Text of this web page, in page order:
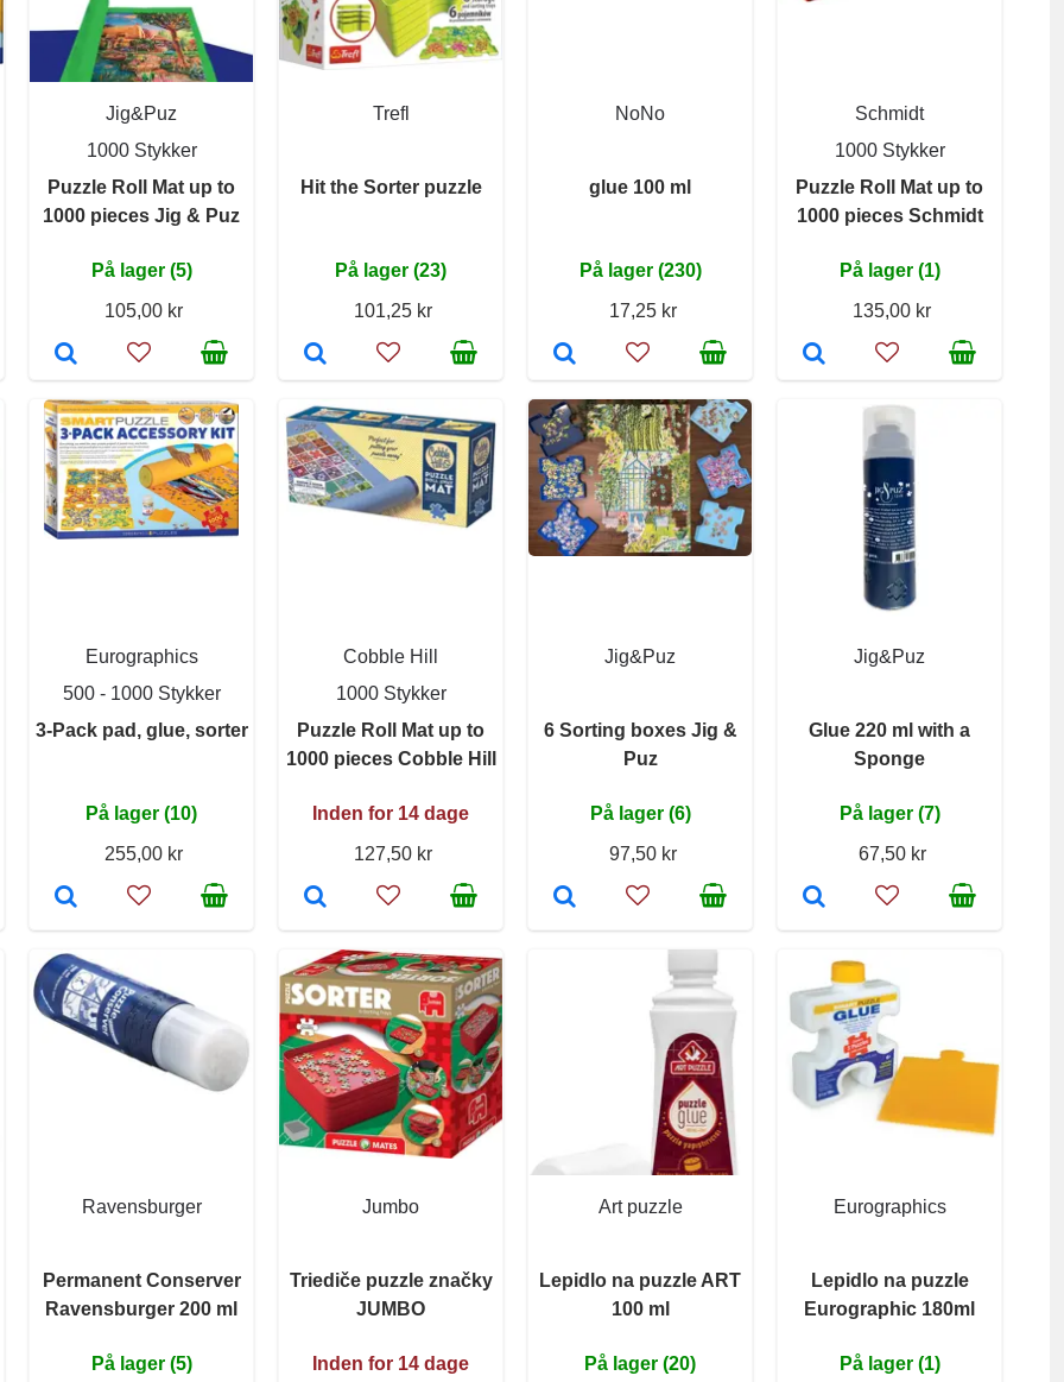
Jig&Puz
1000 Stykker
Puzzle Roll Mat up to
1000 pieces Jig & Puz
På lager (5)
105,00 kr
Trefl
Hit the Sorter puzzle
På lager (23)
101,25 kr
NoNo
glue 100 ml
På lager (230)
17,25 kr
Schmidt
1000 Stykker
Puzzle Roll Mat up to
1000 pieces Schmidt
På lager (1)
135,00 kr
Eurographics
500 - 1000 Stykker
3-Pack pad, glue, sorter
På lager (10)
255,00 kr
Cobble Hill
1000 Stykker
Puzzle Roll Mat up to
1000 pieces Cobble Hill
Inden for 14 dage
127,50 kr
Jig&Puz
6 Sorting boxes Jig &
Puz
På lager (6)
97,50 kr
Jig&Puz
Glue 220 ml with a
Sponge
På lager (7)
67,50 kr
Ravensburger
Permanent Conserver
Ravensburger 200 ml
På lager (5)
Jumbo
Triediče puzzle značky
JUMBO
Inden for 14 dage
Art puzzle
Lepidlo na puzzle ART
100 ml
På lager (20)
Eurographics
Lepidlo na puzzle
Eurographic 180ml
På lager (1)